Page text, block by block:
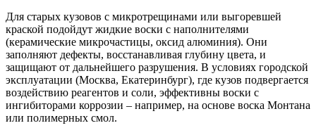
Для старых кузовов с микротрещинами или выгоревшей
краской подойдут жидкие воски с наполнителями
(керамические микрочастицы, оксид алюминия). Они
заполняют дефекты, восстанавливая глубину цвета, и
защищают от дальнейшего разрушения. В условиях городской
эксплуатации (Москва, Екатеринбург), где кузов подвергается
воздействию реагентов и соли, эффективны воски с
ингибиторами коррозии – например, на основе воска Монтана
или полимерных смол.